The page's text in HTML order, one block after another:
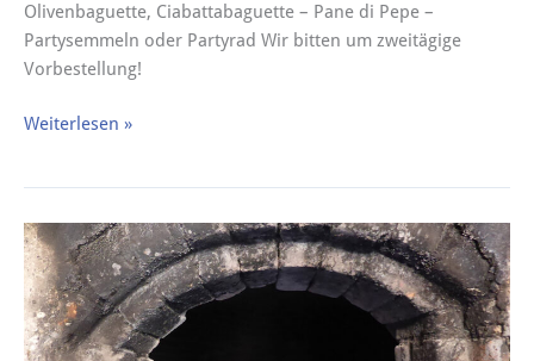
Olivenbaguette, Ciabattabaguette – Pane di Pepe –
Partysemmeln oder Partyrad Wir bitten um zweitägige
Vorbestellung!
Weiterlesen »
Glentleitner
Holzofenbrot